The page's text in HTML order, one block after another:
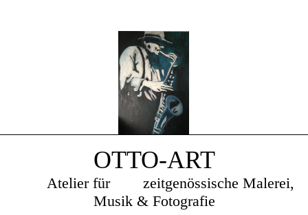
OTTO-ART
Atelier für zeitgenössische Malerei,
Musik & Fotografie